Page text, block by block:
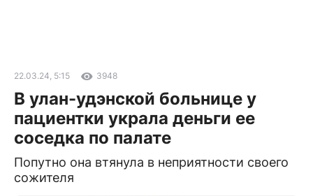
22.03.24, 5:15 3948
В улан-удэнской больнице у
пациентки украла деньги ее
соседка по палате
Попутно она втянула в неприятности своего
сожителя